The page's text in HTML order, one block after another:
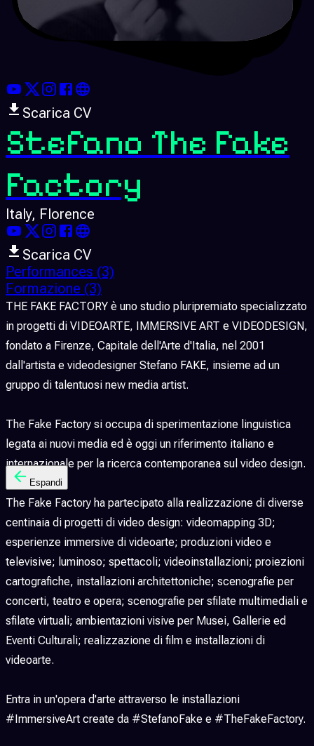
Scarica CV
Stefano The Fake
Factory
Italy, Florence
Scarica CV
Performances (3)
Formazione (3)
THE FAKE FACTORY è uno studio pluripremiato specializzato
in progetti di VIDEOARTE, IMMERSIVE ART e VIDEODESIGN,
fondato a Firenze, Capitale dell'Arte d'Italia, nel 2001
dall'artista e videodesigner Stefano FAKE, insieme ad un
gruppo di talentuosi new media artist.
The Fake Factory si occupa di sperimentazione linguistica
legata ai nuovi media ed è oggi un riferimento italiano e
internazionale per la ricerca contemporanea sul video design.
The Fake Factory ha partecipato alla realizzazione di diverse
centinaia di progetti di video design: videomapping 3D;
esperienze immersive di videoarte; produzioni video e
televisive; luminoso; spettacoli; videoinstallazioni; proiezioni
cartografiche, installazioni architettoniche; scenografie per
concerti, teatro e opera; scenografie per sfilate multimediali e
sfilate virtuali; ambientazioni visive per Musei, Gallerie ed
Eventi Culturali; realizzazione di film e installazioni di
videoarte.
Entra in un'opera d'arte attraverso le installazioni
#ImmersiveArt create da #StefanoFake e #TheFakeFactory.
Espandi